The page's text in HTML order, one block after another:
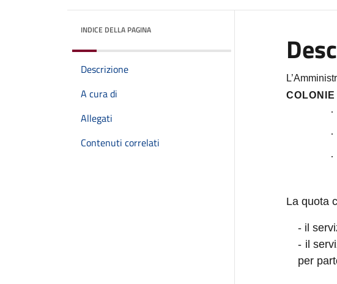
INDICE DELLA PAGINA
Descrizione
A cura di
Allegati
Contenuti correlati
·
·
·
La quota
- il
- il
per